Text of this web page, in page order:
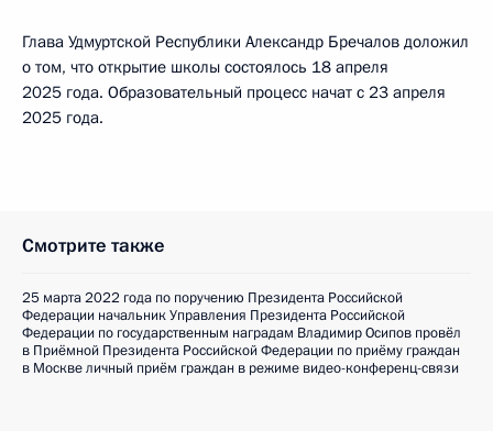
Глава Удмуртской Республики Александр Бречалов доложил
о том, что открытие школы состоялось 18 апреля
2025 года. Образовательный процесс начат с 23 апреля
2025 года.
Смотрите также
25 марта 2022 года по поручению Президента Российской
Федерации начальник Управления Президента Российской
Федерации по государственным наградам Владимир Осипов провёл
в Приёмной Президента Российской Федерации по приёму граждан
в Москве личный приём граждан в режиме видео-конференц-связи